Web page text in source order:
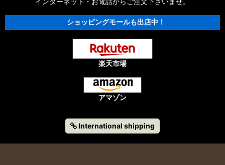
ショッピングモールも出店中！
楽天市場
アマゾン
International shipping